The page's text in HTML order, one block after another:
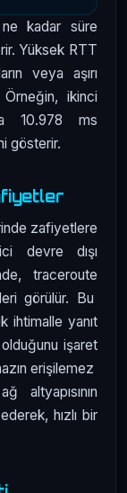
kadar süre
Yüksek RTT
veya aşırı
Örneğin, ikinci
10.978 ms
gösterir.
zafiyetlere
devre dışı
traceroute
görülür. Bu
ihtimalle yanıt
işaret
erişilemez
altyapısının
hızlı bir